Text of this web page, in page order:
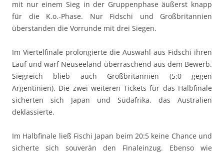
mit nur einem Sieg in der Gruppenphase äußerst knapp
für die K.o.-Phase. Nur Fidschi und Großbritannien
überstanden die Vorrunde mit drei Siegen.
Im Viertelfinale prolongierte die Auswahl aus Fidschi ihren
Lauf und warf Neuseeland überraschend aus dem Bewerb.
Siegreich blieb auch Großbritannien (5:0 gegen
Argentinien). Die zwei weiteren Tickets für das Halbfinale
sicherten sich Japan und Südafrika, das Australien
deklassierte.
Im Halbfinale ließ Fischi Japan beim 20:5 keine Chance und
sicherte sich souverän den Finaleinzug. Ebenso wie